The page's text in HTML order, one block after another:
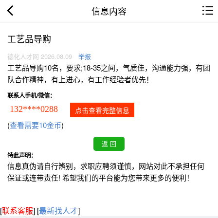
信息内容
工艺品导购
德化人才网 2026.08.09 举报
工艺品导购10名，要求;18-35之间，气质佳，沟通能力强，有团
队合作精神，有上进心，有工作经验者优先！
联系人手机/微信：
132****0288 点击查看完整信息
(查看需要10金币)
特此声明：
信息真伪请自行辨别，求职应聘须谨慎，网站对此不承担任何
保证或连带责任! 希望我们的平台能为您带来更多的便利！
[联系客服] [最新找人才]